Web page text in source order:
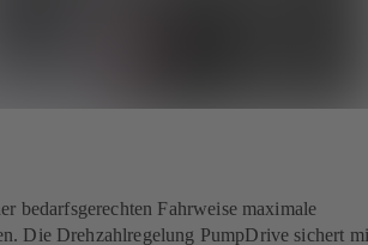
bedarfsgerechten Fahrweise maximale
Die Drehzahlregelung PumpDrive sichert